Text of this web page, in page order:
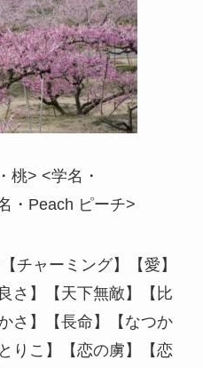
桃> <学名・
・Peach ピーチ>
チャーミング】【愛】
さ】【天下無敵】【比
さ】【長命】【なつか
りこ】【恋の虜】【恋